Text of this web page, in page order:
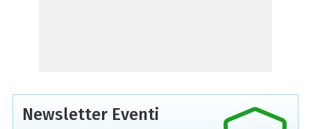
Newsletter Eventi